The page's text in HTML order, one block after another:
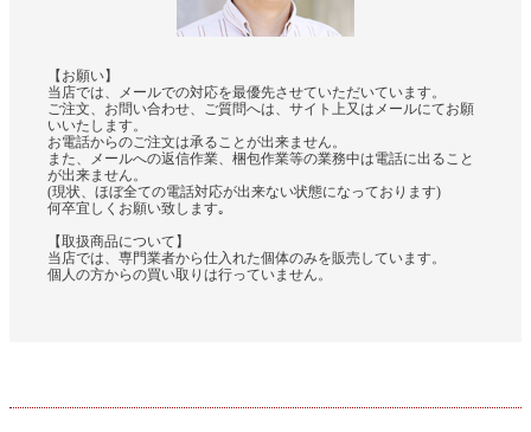
【お願い】
当店では、メールでの対応を最優先させていただいています。
ご注文、お問い合わせ、ご質問へは、サイト上又はメールにてお願
いいたします。
お電話からのご注文は承ることが出来ません。
また、メールへの返信作業、梱包作業等の業務中は電話に出ること
が出来ません。
(現状、ほぼ全ての電話対応が出来ない状態になっております)
何卒宜しくお願い致します｡
【取扱商品について】
当店では、専門業者から仕入れた個体のみを販売しています。
個人の方からの買い取りは行っていません。